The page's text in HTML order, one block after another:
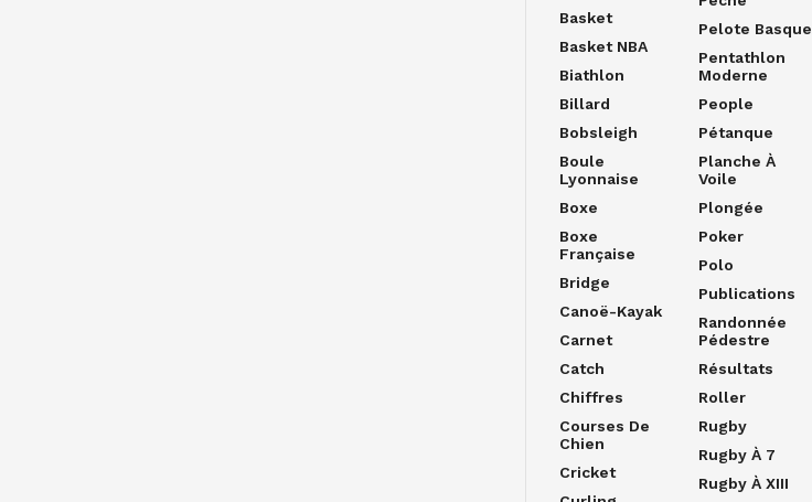
Basket
Basket NBA
Biathlon
Billard
Bobsleigh
Boule
Lyonnaise
Boxe
Boxe
Française
Bridge
Canoë-Kayak
Carnet
Catch
Chiffres
Courses De
Chien
Cricket
Pelote Basque
Pentathlon
Moderne
People
Pétanque
Planche À
Voile
Plongée
Poker
Polo
Publications
Randonnée
Pédestre
Résultats
Roller
Rugby
Rugby À 7
Rugby À XIII